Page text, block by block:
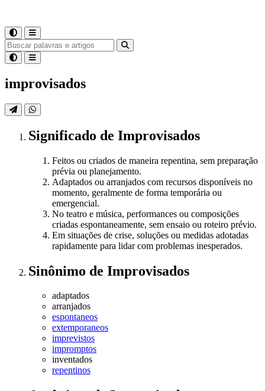
improvisados
Significado de Improvisados
Feitos ou criados de maneira repentina, sem preparação
prévia ou planejamento.
Adaptados ou arranjados com recursos disponíveis no
momento, geralmente de forma temporária ou
emergencial.
No teatro e música, performances ou composições
criadas espontaneamente, sem ensaio ou roteiro prévio.
Em situações de crise, soluções ou medidas adotadas
rapidamente para lidar com problemas inesperados.
Sinônimo de Improvisados
adaptados
arranjados
espontaneos
extemporaneos
imprevistos
impromptos
inventados
repentinos